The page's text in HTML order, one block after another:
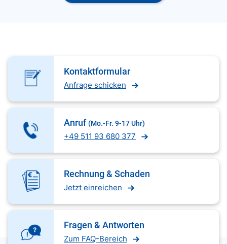
Kontaktformular
Anfrage schicken
Anruf (Mo.-Fr. 9-17 Uhr)
+49 511 93 680 377
Rechnung & Schaden
Jetzt einreichen
Fragen & Antworten
Zum FAQ-Bereich